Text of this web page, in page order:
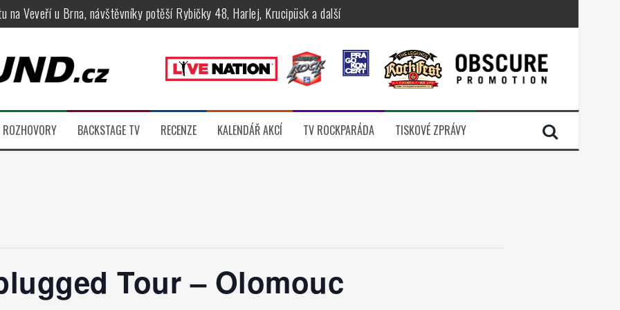
na Veveří u Brna, návštěvníky potěší Rybičky 48, Harlej, Krucipüsk a další
Apocalyptica, legendární Root i s Big Bossem či velká párty s Green Jellÿ
legendy Anthrax a Accept
legendárních Camden parties, propojí rockovou hudbu s uměním i komunitou
ROZHOVORY BACKSTAGE TV RECENZE KALENDÁŘ AKCÍ TV ROCKPARÁDA TISKOVÉ ZPRÁVY
Tour – Olomouc